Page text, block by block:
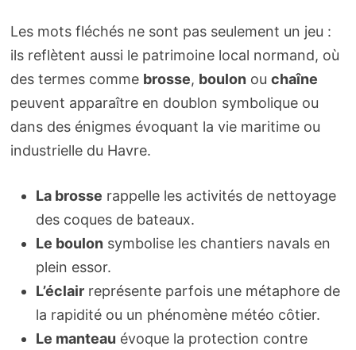
Les mots fléchés ne sont pas seulement un jeu :
ils reflètent aussi le patrimoine local normand, où
des termes comme brosse, boulon ou chaîne
peuvent apparaître en doublon symbolique ou
dans des énigmes évoquant la vie maritime ou
industrielle du Havre.
La brosse rappelle les activités de nettoyage
des coques de bateaux.
Le boulon symbolise les chantiers navals en
plein essor.
L’éclairreprésente parfois une métaphore de
la rapidité ou un phénomène météo côtier.
Le manteau évoque la protection contre